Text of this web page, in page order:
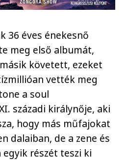
36 éves énekesnő
meg első albumát,
követett, ezeket
vették meg
a soul
századi királynője, aki
hogy más műfajokat
dalaiban, de a zene és
egyik részét teszi ki